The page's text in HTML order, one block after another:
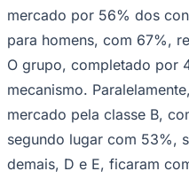
mercado por 56% dos
para homens, com 67%,
O grupo, completado por
mecanismo.
mercado pela classe B,
segundo lugar com 53%,
demais, D e E, ficaram